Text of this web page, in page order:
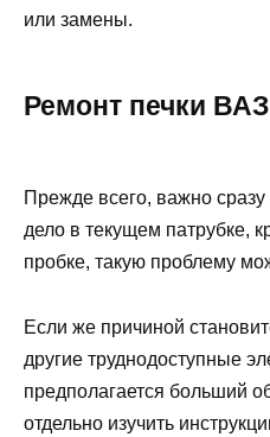
или замены.
Ремонт печки
Прежде всего, важно
дело в текущем патрубке,
пробке, такую проблему
Если же причиной
другие труднодоступные
предполагается больший
отдельно изучить